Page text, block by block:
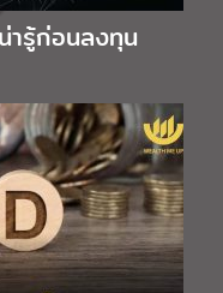
ารู้ก่อนลงทุน